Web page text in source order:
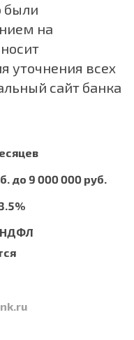
были
на
уточнения всех
сайт банка
до 9 000 000 руб.
НДФЛ